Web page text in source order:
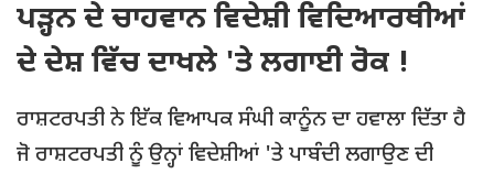
ਪੜ੍ਹਨ ਦੇ ਚਾਹਵਾਨ ਵਿਦੇਸ਼ੀ ਵਿਦਿਆਰਥੀਆਂ
ਦੇ ਦੇਸ਼ ਵਿੱਚ ਦਾਖਲੇ 'ਤੇ ਲਗਾਈ ਰੋਕ !
ਰਾਸ਼ਟਰਪਤੀ ਨੇ ਇੱਕ ਵਿਆਪਕ ਸੰਘੀ ਕਾਨੂੰਨ ਦਾ ਹਵਾਲਾ ਦਿੱਤਾ ਹੈ
ਜੋ ਰਾਸ਼ਟਰਪਤੀ ਨੂੰ ਉਨ੍ਹਾਂ ਵਿਦੇਸ਼ੀਆਂ 'ਤੇ ਪਾਬੰਦੀ ਲਗਾਉਣ ਦੀ